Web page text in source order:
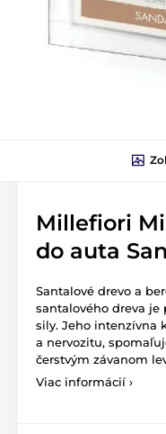
Millefiori
do auta
Santalové drevo a
santalového dreva je
sily. Jeho intenzívna
a nervozitu,
čerstvým závanom
Viac informácií ›